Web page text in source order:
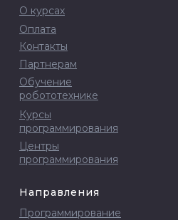
Оплата
Контакты
О курсах
Партнерам
Обучение
робототехнике
Курсы
программирования
Центры
программирования
Направления
Программирование